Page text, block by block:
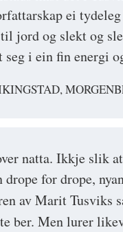
ei
jord og slekt og
seg i ein fin energi
natta. Ikkje slik
drope for drope,
av Marit Tusviks
ber. Men lurer